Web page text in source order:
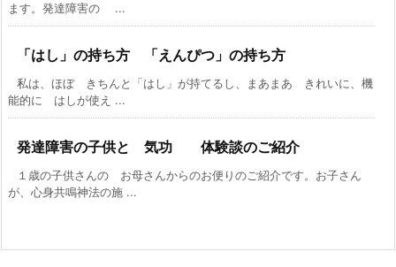
ます。発達障害の ...
「はし」の持ち方 「えんぴつ」の持ち方
私は、ほぼ きちんと「はし」が持てるし、まあまあ きれいに、機
能的に はしが使え ...
発達障害の子供と 気功 体験談のご紹介
１歳の子供さんの お母さんからのお便りのご紹介です。お子さん
が、心身共鳴神法の施 ...